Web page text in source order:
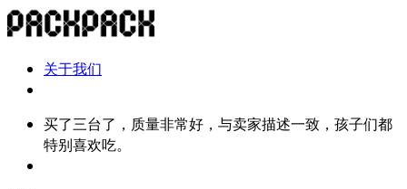
关于我们
买了三台了，质量非常好，与卖家描述一致，孩子们都
特别喜欢吃。